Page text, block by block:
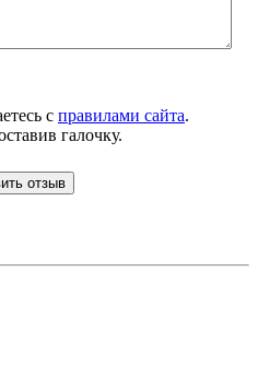
с правилами сайта.
галочку.
отзыв